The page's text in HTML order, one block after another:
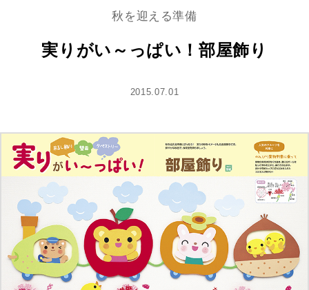
秋を迎える準備
実りがい～っぱい！部屋飾り
2015.07.01